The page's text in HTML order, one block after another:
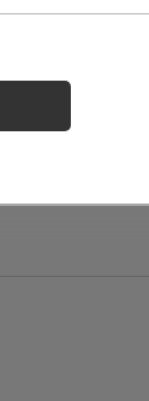
多忙を極めたアイ
会で汗を流した思
祭りなど、今だか
裏話も必見!
やかによみがえら